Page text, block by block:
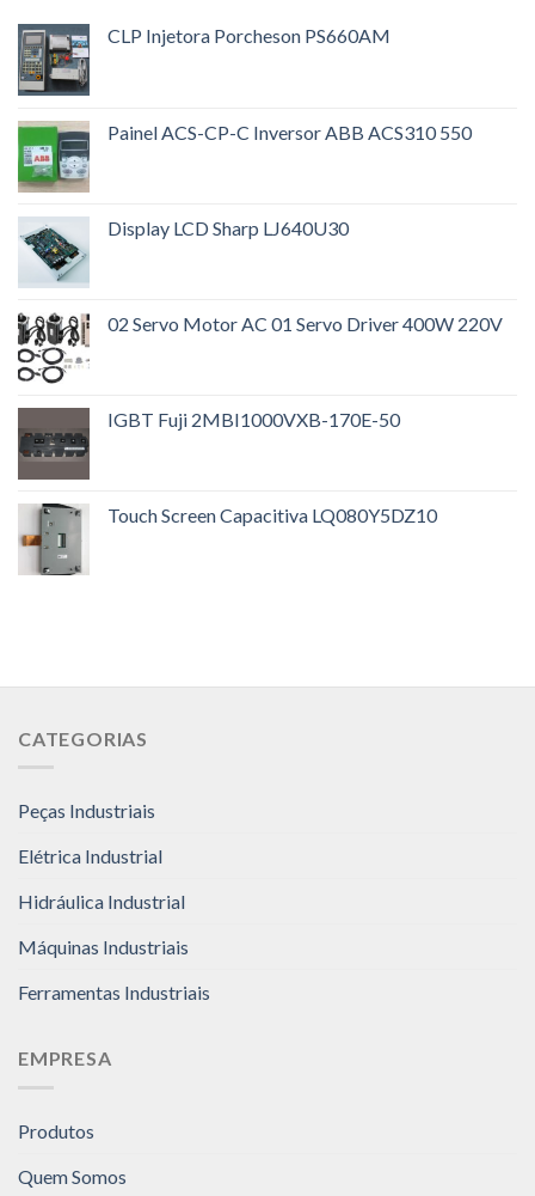
CLP Injetora Porcheson PS660AM
Painel ACS-CP-C Inversor ABB ACS310 550
Display LCD Sharp LJ640U30
02 Servo Motor AC 01 Servo Driver 400W 220V
IGBT Fuji 2MBI1000VXB-170E-50
Touch Screen Capacitiva LQ080Y5DZ10
CATEGORIAS
Peças Industriais
Elétrica Industrial
Hidráulica Industrial
Máquinas Industriais
Ferramentas Industriais
EMPRESA
Produtos
Quem Somos